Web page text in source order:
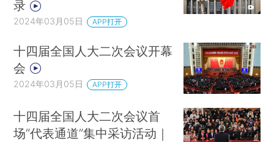
录
2024年03月05日 APP打开
十四届全国人大二次会议开幕
会
2024年03月05日 APP打开
十四届全国人大二次会议首
场“代表通道”集中采访活动｜